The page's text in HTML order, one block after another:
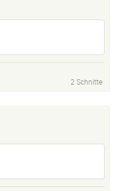
2 Schnitte